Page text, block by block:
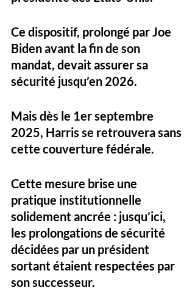
Ce dispositif, prolongé par Joe
Biden avant la fin de son
mandat, devait assurer sa
sécurité jusqu’en 2026.
Mais dès le 1er septembre
2025, Harris se retrouvera sans
cette couverture fédérale.
Cette mesure brise une
pratique institutionnelle
solidement ancrée : jusqu’ici,
les prolongations de sécurité
décidées par un président
sortant étaient respectées par
son successeur.